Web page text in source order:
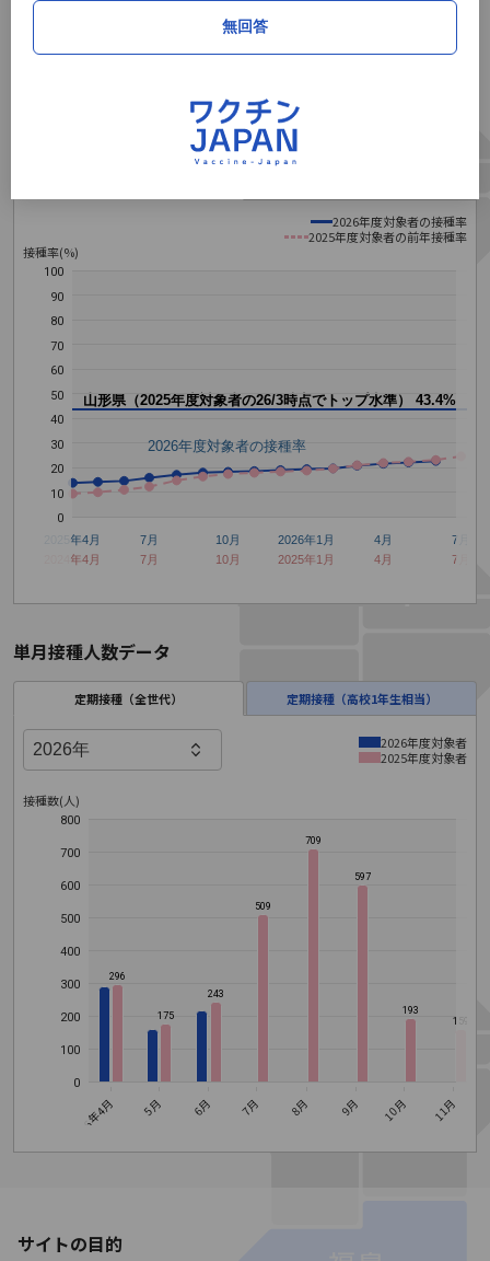
無回答
0.5%
福島県の累積初回接種率推移データ
2026年度対象者の接種率
2025年度対象者の前年接種率
接種率(%)
0
10
20
30
40
50
60
70
80
90
100
山形県（2025年度対象者の26/3時点でトップ水準） 43.4%
2026年度対象者の接種率
2025年4月 7月 10月 2026年1月 4月
7月
2024年4月
7月 10月 2025年1月 4月 7月
単月接種人数データ
定期接種（全世代） 定期接種（高校1年生相当）
2026年度対象者
2025年度対象者
接種数(人)
0
100
200
300
400
500
600
700
800
296
175
243
509
709
597
193
159
2026年4月 5月 6月 7月 8月 9月 10月 11月
サイトの目的